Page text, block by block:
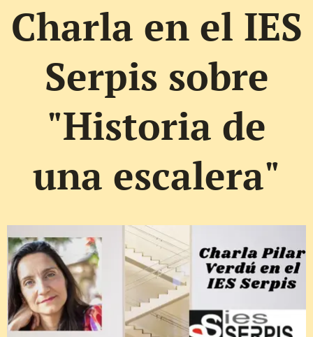
Charla en el IES
Serpis sobre
"Historia de
una escalera"